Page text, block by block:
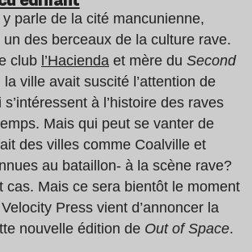
parle de la cité mancunienne,
des berceaux de la culture rave.
club l’Hacienda et mère du Second
la ville avait suscité l’attention de
à l’histoire des raves
Mais qui peut se vanter de
des villes comme Coalville et
au bataillon- à la scène rave?
cas. Mais ce sera bientôt le moment
Press vient d’annoncer la
nouvelle édition de Out of Space.